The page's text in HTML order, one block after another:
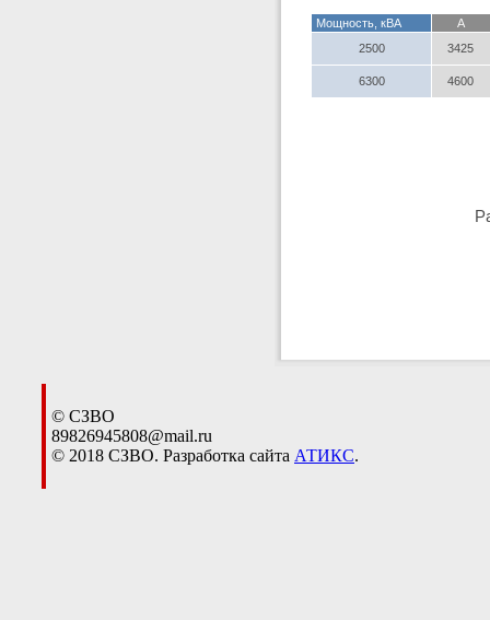
Мощность, кВА
А
2500
3425
6300 4600
© СЗВО
89826945808@mail.ru
© 2018 СЗВО. Разработка сайта АТИКС.